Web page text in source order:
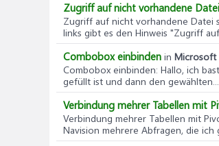
Zugriff auf nicht vorhandene
Zugriff auf nicht vorhandene Datei
links gibt es den Hinweis "Zugriff
Combobox einbinden in Microsoft
Combobox einbinden: Hallo, ich
gefüllt ist und dann den gewählten...
Verbindung mehrer Tabellen mit
Verbindung mehrer Tabellen mit
Navision mehrere Abfragen, die